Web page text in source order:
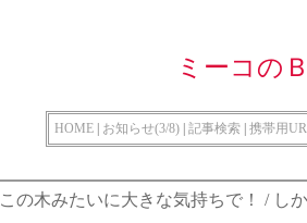
ミーコの
HOME| お知らせ(3/8)| 記事検索| 携帯用
この木みたいに大きな気持ちで！ / し